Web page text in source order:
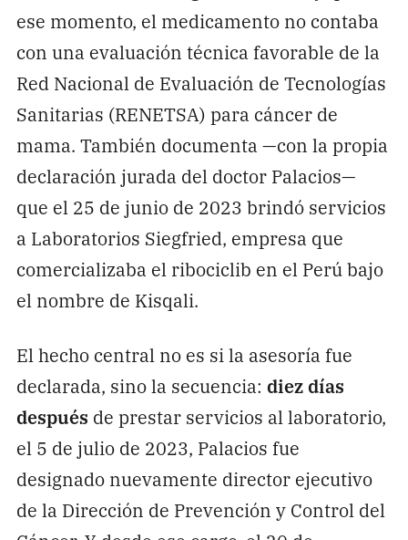
ese momento, el medicamento no contaba
con una evaluación técnica favorable de la
Red Nacional de Evaluación de Tecnologías
Sanitarias (RENETSA) para cáncer de
mama. También documenta —con la propia
declaración jurada del doctor Palacios—
que el 25 de junio de 2023 brindó servicios
a Laboratorios Siegfried, empresa que
comercializaba el ribociclib en el Perú bajo
el nombre de Kisqali.
El hecho central no es si la asesoría fue
declarada, sino la secuencia: diez días
después de prestar servicios al laboratorio,
el 5 de julio de 2023, Palacios fue
designado nuevamente director ejecutivo
de la Dirección de Prevención y Control del